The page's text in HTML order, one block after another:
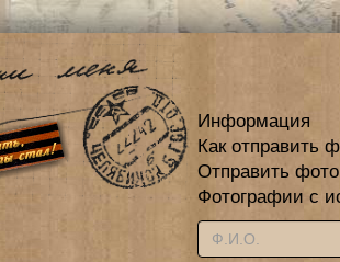
Информация
Как отправить
Отправить
Фотографии с